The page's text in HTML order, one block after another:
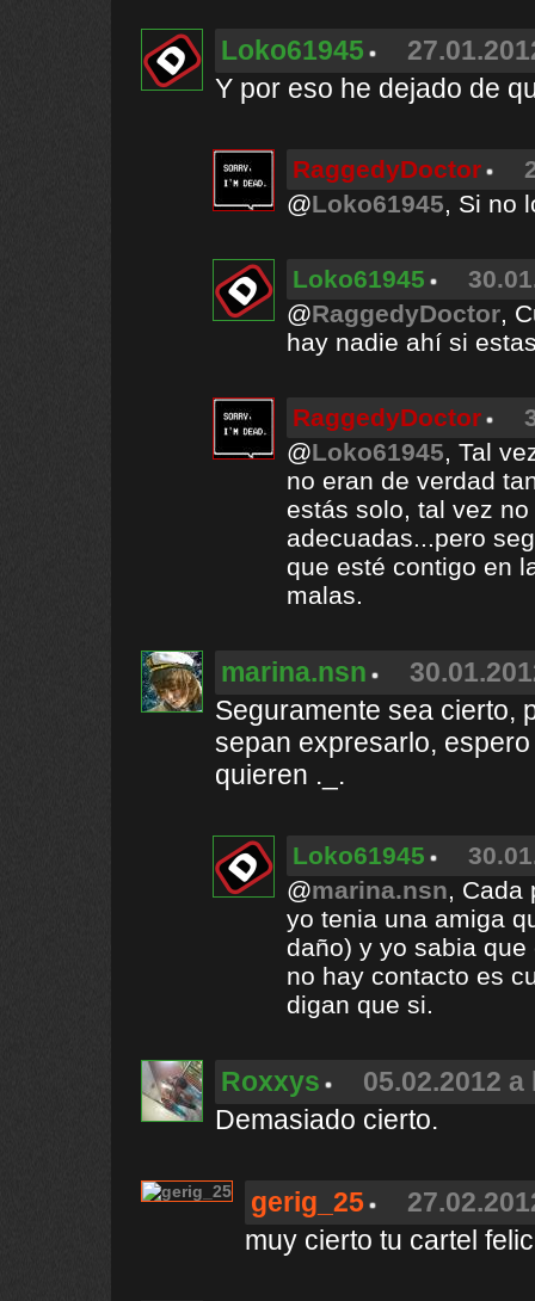
Loko61945
Y por eso he dejado de
RaggedyDoctor
@Loko61945, Si no
Loko61945
@RaggedyDoctor,
hay nadie ahí si
RaggedyDoctor
@Loko61945, Tal
no eran de verdad
estás solo, tal vez
adecuadas...pero
que esté contigo en
malas.
marina.nsn
Seguramente sea cierto,
sepan expresarlo,
quieren ._.
Loko61945
@marina.nsn, Cada
yo tenia una amiga
daño) y yo sabia
no hay contacto es
digan que si.
Roxxys
05.02.2012
Demasiado cierto.
gerig_25
muy cierto tu cartel